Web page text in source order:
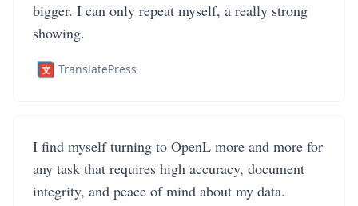
bigger. I can only repeat myself, a really strong
showing.
TranslatePress
I find myself turning to OpenL more and more for
any task that requires high accuracy, document
integrity, and peace of mind about my data.